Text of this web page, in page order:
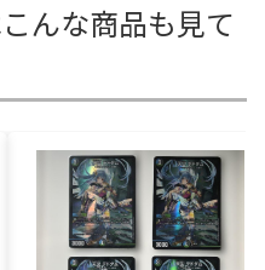
んな商品も見て